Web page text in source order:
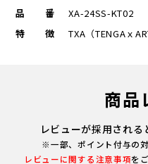
品番
XA-24SS-KT02
特徴
TXA（TENGAｘ
商品
レビューが採用される
※一部、ポイント付与の
レビューに関する注意事項を